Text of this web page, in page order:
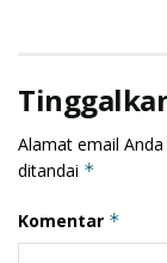
Pada pokonya
atas Latif
dikabulkan
Mangan selain
membayar
Alamat email
ditandai *
Komentar *